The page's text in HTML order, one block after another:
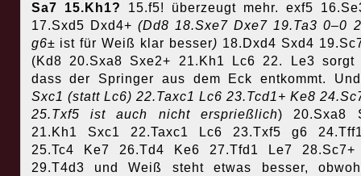
Sa7 15.Kh1? 15.f5! überzeugt mehr. exf5
17.Sxd5 Dxd4+ (Dd8 18.Sxe7 Dxe7 19.Ta3 0–0
g6± ist für Weiß klar besser) 18.Dxd4 Sxd4
(Kd8 20.Sxa8 Sxe2+ 21.Kh1 Lc6 22. Le3 sorgt
dass der Springer aus dem Eck entkommt.
Sxc1 (statt Lc6) 22.Taxc1 Lc6 23.Tcd1+ Ke8
25.Txf5 ist auch nicht ersprießlich) 20.Sxa8
21.Kh1 Sxc1 22.Taxc1 Lc6 23.Txf5 g6
25.Tc4 Ke7 26.Td4 Ke6 27.Tfd1 Le7 28.Sc7+
29.T4d3 und Weiß steht etwas besser,